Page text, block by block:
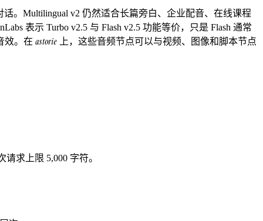
。Multilingual v2 仍然适合长篇旁白、企业配音、在线课程
表示 Turbo v2.5 与 Flash v2.5 功能等价，只是 Flash 通常
效。在 astorie 上，这些音频节点可以与视频、图像和脚本节点
求上限 5,000 字符。